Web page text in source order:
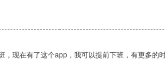
现在有了这个app，我可以提前下班，有更多的时